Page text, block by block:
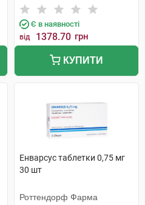
Є в наявності
від 1378.70 грн
КУПИТИ
Енварсус таблетки 0,75 мг
30 шт
Роттендорф Фарма